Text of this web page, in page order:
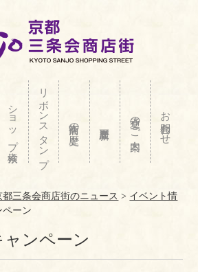
ショップ検索 リボンスタンプ 商店街の歴史 交通のご案内 お問合わせ
都三条会商店街のニュース > イベント情
ペーン
ャンペーン